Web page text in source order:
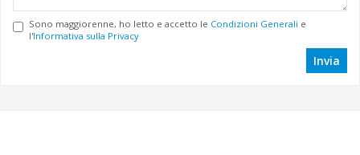
Sono maggiorenne, ho letto e accetto le Condizioni Generali e
l'Informativa sulla Privacy
Invia